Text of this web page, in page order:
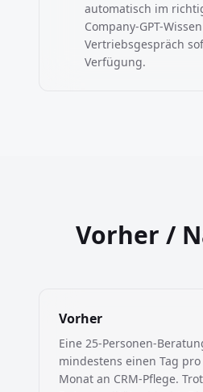
automatisch im
Company-GPT-
Vertriebsgespräch
Verfügung.
Vorher /
Vorher
Eine 25-Personen-
mindestens einen Tag
Monat an CRM-Pflege.